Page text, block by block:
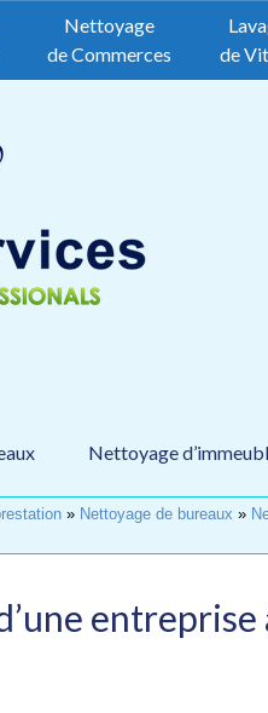
Nettoyage
de Commerces
de
Nettoyage
» Nettoyage de bureaux »